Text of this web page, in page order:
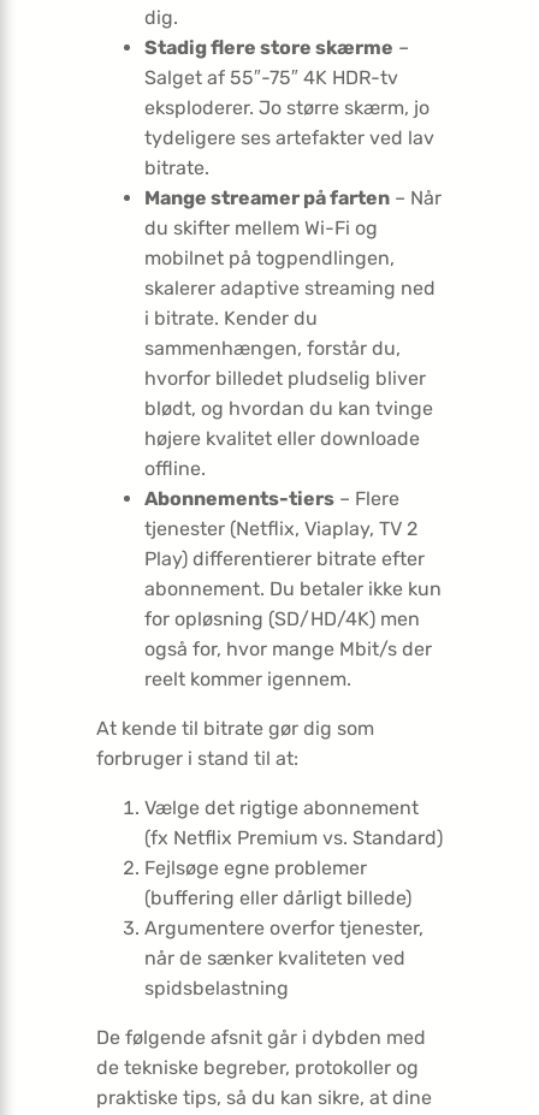
dig.
Stadig flere store skærme –
Salget af 55″-75″ 4K HDR-tv
eksploderer. Jo større skærm, jo
tydeligere ses artefakter ved lav
bitrate.
Mange streamer på farten – Når
du skifter mellem Wi-Fi og
mobilnet på togpendlingen,
skalerer adaptive streaming ned
i bitrate. Kender du
sammenhængen, forstår du,
hvorfor billedet pludselig bliver
blødt, og hvordan du kan tvinge
højere kvalitet eller downloade
offline.
Abonnements-tiers – Flere
tjenester (Netflix, Viaplay, TV 2
Play) differentierer bitrate efter
abonnement. Du betaler ikke kun
for opløsning (SD/HD/4K) men
også for, hvor mange Mbit/s der
reelt kommer igennem.
At kende til bitrate gør dig som
forbruger i stand til at:
Vælge det rigtige abonnement
(fx Netflix Premium vs. Standard)
Fejlsøge egne problemer
(buffering eller dårligt billede)
Argumentere overfor tjenester,
når de sænker kvaliteten ved
spidsbelastning
De følgende afsnit går i dybden med
de tekniske begreber, protokoller og
praktiske tips, så du kan sikre, at dine